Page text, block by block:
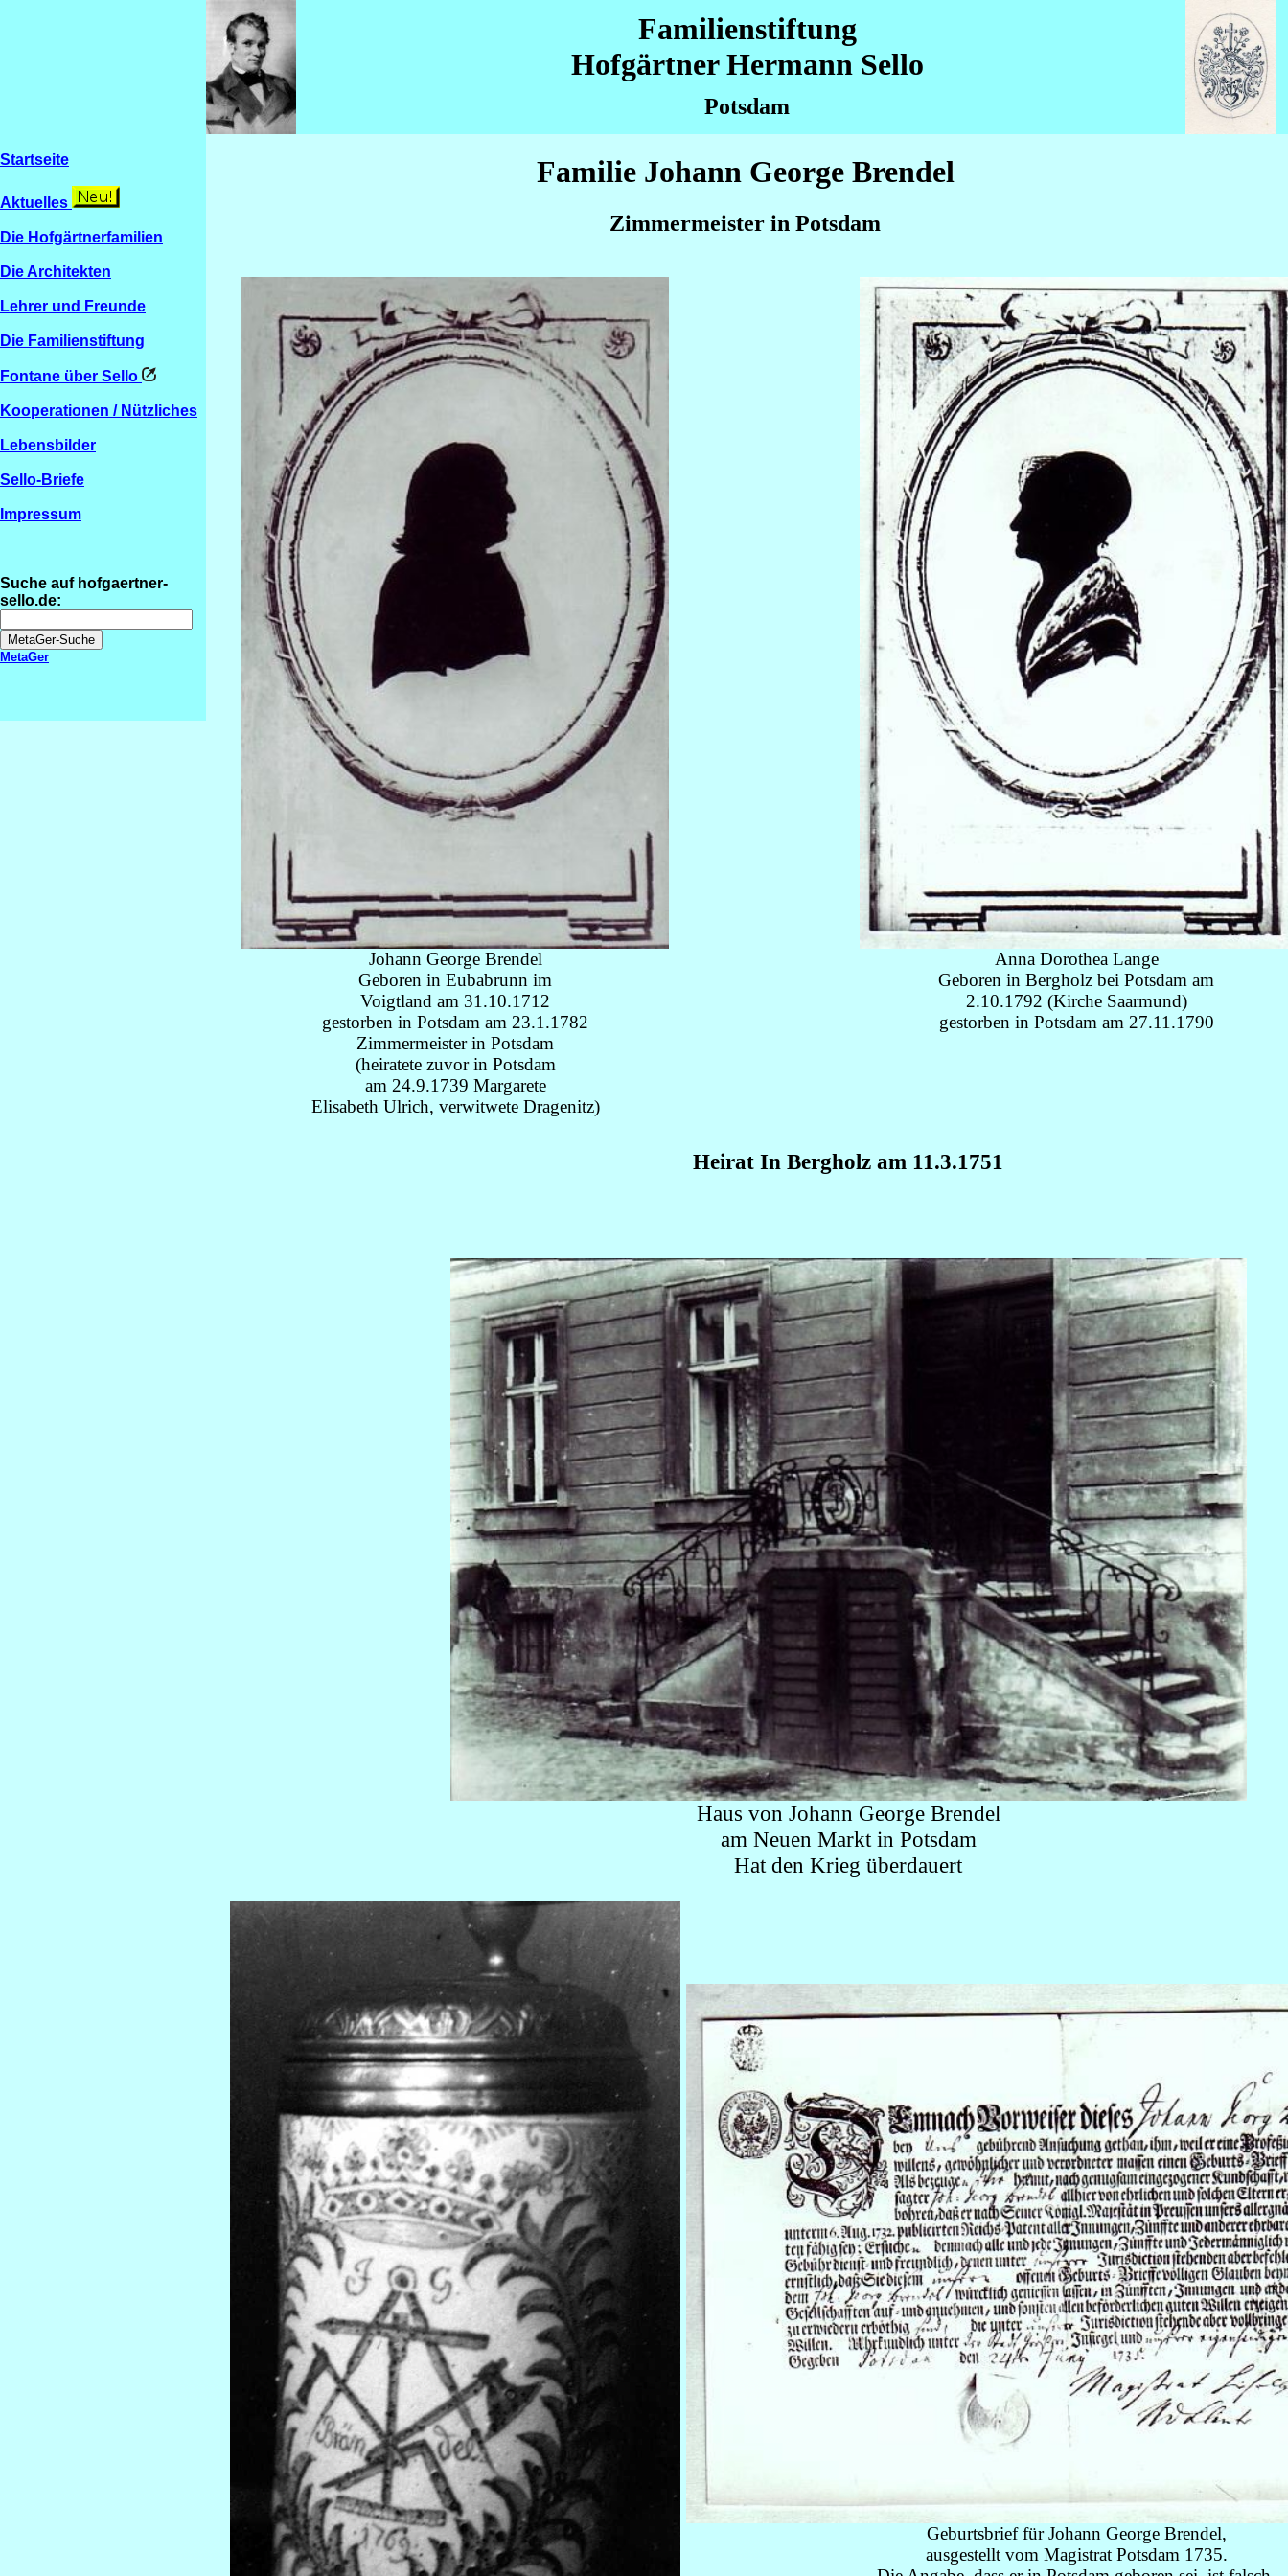
Familienstiftung
Hofgärtner Hermann Sello
Potsdam
Startseite
Aktuelles
Die Hofgärtnerfamilien
Die Architekten
Lehrer und Freunde
Die Familienstiftung
Fontane über Sello
Kooperationen / Nützliches
Lebensbilder
Sello-Briefe
Impressum
Suche auf hofgaertner-
sello.de:
MetaGer
Familie Johann George Brendel
Zimmermeister in Potsdam
Johann George Brendel
Geboren in Eubabrunn im
Voigtland am 31.10.1712
gestorben in Potsdam am 23.1.1782
Zimmermeister in Potsdam
(heiratete zuvor in Potsdam
am 24.9.1739 Margarete
Elisabeth Ulrich, verwitwete Dragenitz)
Anna Dorothea Lange
Geboren in Bergholz bei Potsdam am
2.10.1792 (Kirche Saarmund)
gestorben in Potsdam am 27.11.1790
Heirat In Bergholz am 11.3.1751
Haus von Johann George Brendel
am Neuen Markt in Potsdam
Hat den Krieg überdauert
Geburtsbrief für Johann George Brendel,
ausgestellt vom Magistrat Potsdam 1735.